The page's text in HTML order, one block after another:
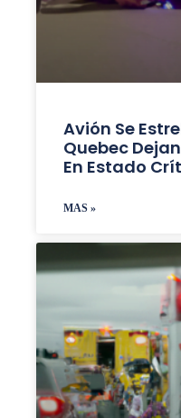
Avión Se
Quebec
En Estado
MAS »